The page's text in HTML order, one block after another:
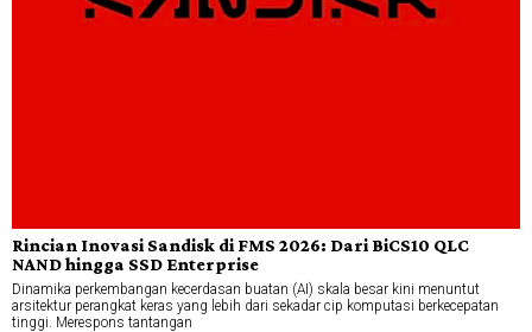
Rincian Inovasi Sandisk di FMS 2026: Dari BiCS10 QLC
NAND hingga SSD Enterprise
Dinamika perkembangan kecerdasan buatan (AI) skala besar kini menuntut
arsitektur perangkat keras yang lebih dari sekadar cip komputasi berkecepatan
tinggi. Merespons tantangan